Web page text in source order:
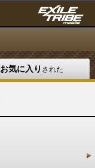
お気に入り された